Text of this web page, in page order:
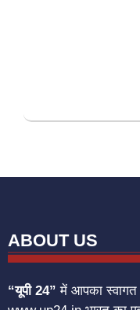
ABOUT US
“यूपी 24” में आपका स्वागत